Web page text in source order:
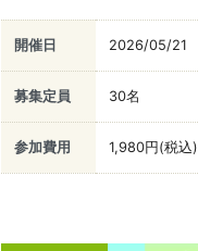
開催日 2026/05/21
募集定員 30名
参加費用 1,980円(税込)